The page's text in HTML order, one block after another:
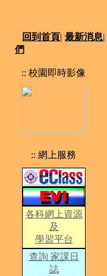
回到首頁| 最新消息|
們
:: 校園即時影像
:: 網上服務
各科網上資源
及
學習平台
查詢 家課日
誌